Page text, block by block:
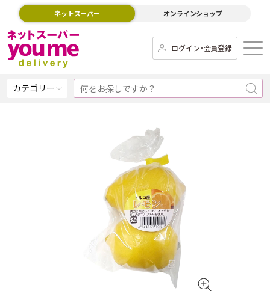
ネットスーパー オンラインショップ
ログイン･会員登録
カテゴリー